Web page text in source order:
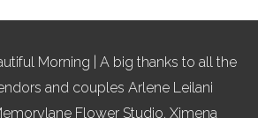
Morning | A big thanks to all the
and couples Arlene Leilani
Flower Studio, Ximena